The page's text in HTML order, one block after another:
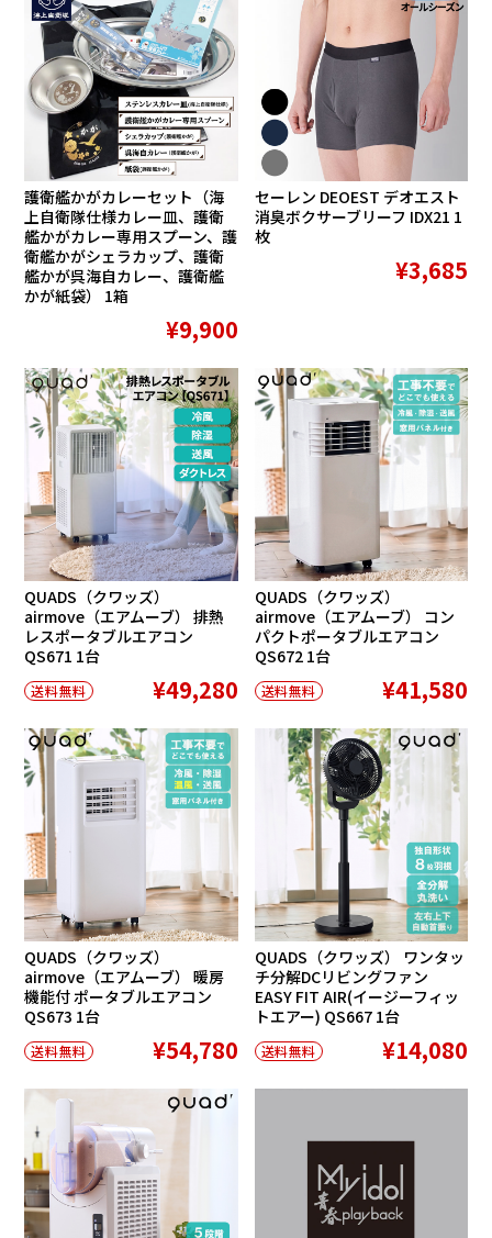
護衛艦かがカレーセット（海
上自衛隊仕様カレー皿、護衛
艦かがカレー専用スプーン、護
衛艦かがシェラカップ、護衛
艦かが呉海自カレー、護衛艦
かが紙袋） 1箱
¥9,900
セーレン DEOEST デオエスト
消臭ボクサーブリーフ IDX21 1
枚
¥3,685
QUADS（クワッズ）
airmove（エアムーブ） 排熱
レスポータブルエアコン
QS671 1台
送料無料 ¥49,280
QUADS（クワッズ）
airmove（エアムーブ） コン
パクトポータブルエアコン
QS672 1台
送料無料 ¥41,580
QUADS（クワッズ）
airmove（エアムーブ） 暖房
機能付 ポータブルエアコン
QS673 1台
送料無料 ¥54,780
QUADS（クワッズ） ワンタッ
チ分解DCリビングファン
EASY FIT AIR(イージーフィッ
トエアー) QS667 1台
送料無料 ¥14,080